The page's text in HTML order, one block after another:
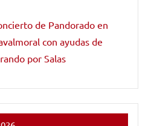
de Pandorado en
con ayudas de
por Salas